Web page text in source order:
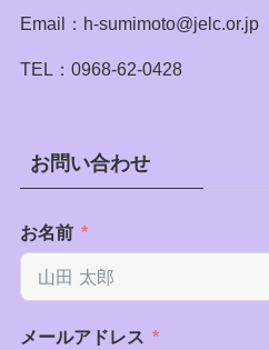
Email：h-sumimoto@jelc.or.jp
TEL：0968-62-0428
お問い合わせ
お名前
メールアドレス